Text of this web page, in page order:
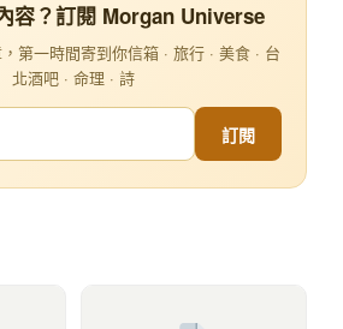
容？訂閱 Morgan Universe
第一時間寄到你信箱 · 旅行 · 美食 · 台
北酒吧 · 命理 · 詩
訂閱